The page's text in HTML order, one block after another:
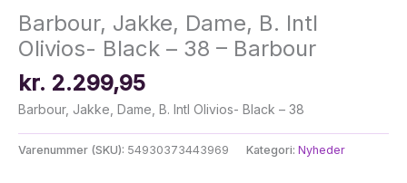
Barbour, Jakke, Dame, B. Intl
Olivios- Black – 38 – Barbour
kr. 2.299,95
Barbour, Jakke, Dame, B. Intl Olivios- Black – 38
Varenummer (SKU): 54930373443969 Kategori: Nyheder